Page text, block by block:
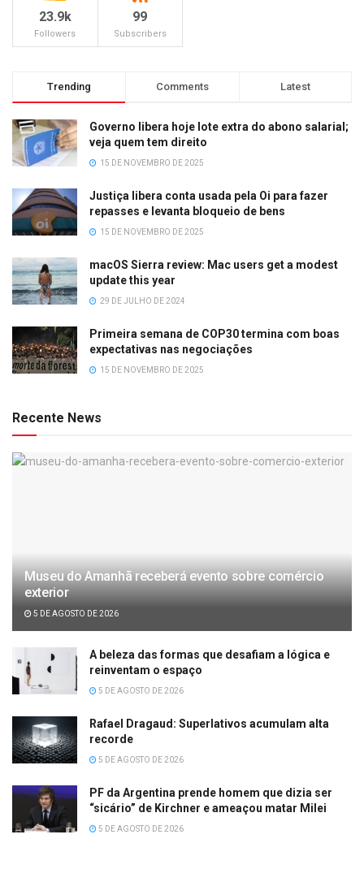
23.9k
Followers
99
Subscribers
Trending Comments Latest
Governo libera hoje lote extra do abono salarial;
veja quem tem direito
15 DE NOVEMBRO DE 2025
Justiça libera conta usada pela Oi para fazer
repasses e levanta bloqueio de bens
15 DE NOVEMBRO DE 2025
macOS Sierra review: Mac users get a modest
update this year
29 DE JULHO DE 2024
Primeira semana de COP30 termina com boas
expectativas nas negociações
15 DE NOVEMBRO DE 2025
Recente News
Museu do Amanhã receberá evento sobre comércio
exterior
5 DE AGOSTO DE 2026
A beleza das formas que desafiam a lógica e
reinventam o espaço
5 DE AGOSTO DE 2026
Rafael Dragaud: Superlativos acumulam alta
recorde
5 DE AGOSTO DE 2026
PF da Argentina prende homem que dizia ser
“sicário” de Kirchner e ameaçou matar Milei
5 DE AGOSTO DE 2026